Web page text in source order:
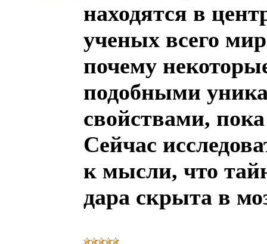
находятся в
ученых всего
почему
подобными
свойствами,
Сейчас
к мысли, что
дара скрыта в